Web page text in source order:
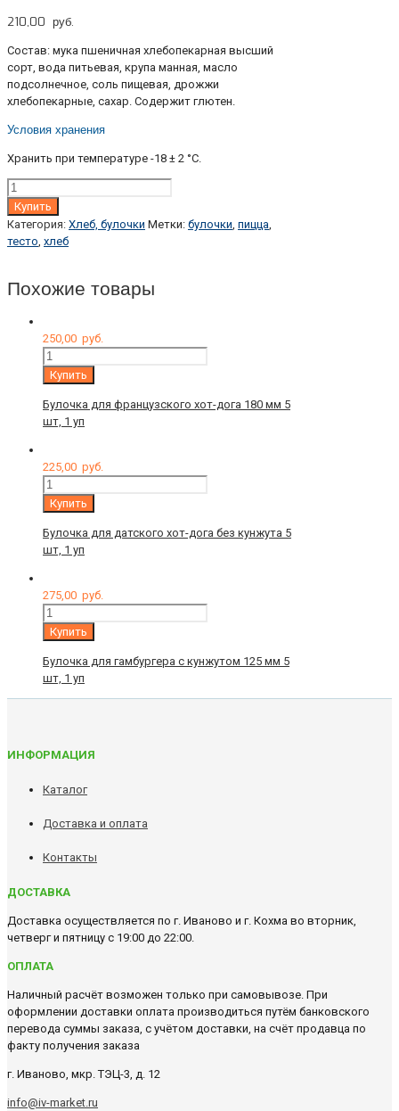
210,00 руб.
Состав: мука пшеничная хлебопекарная высший
сорт, вода питьевая, крупа манная, масло
подсолнечное, соль пищевая, дрожжи
хлебопекарные, сахар. Содержит глютен.
Условия хранения
Хранить при температуре -18 ± 2 °С.
Количество
Купить
Категория: Хлеб, булочки Метки: булочки, пицца,
тесто, хлеб
Похожие товары
250,00 руб.
Количество
Купить
Булочка для французского хот-дога 180 мм 5
шт, 1 уп
225,00 руб.
Количество
Купить
Булочка для датского хот-дога без кунжута 5
шт, 1 уп
275,00 руб.
Количество
Купить
Булочка для гамбургера с кунжутом 125 мм 5
шт, 1 уп
ИНФОРМАЦИЯ
Каталог
Доставка и оплата
Контакты
ДОСТАВКА
Доставка осуществляется по г. Иваново и г. Кохма во вторник,
четверг и пятницу с 19:00 до 22:00.
ОПЛАТА
Наличный расчёт возможен только при самовывозе. При
оформлении доставки оплата производиться путём банковского
перевода суммы заказа, с учётом доставки, на счёт продавца по
факту получения заказа
г. Иваново, мкр. ТЭЦ-3, д. 12
info@iv-market.ru